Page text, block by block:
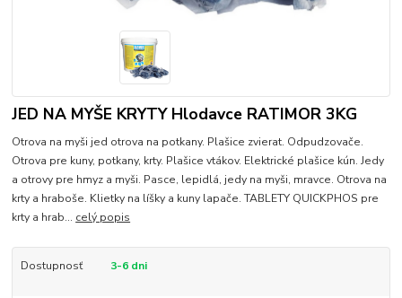
JED NA MYŠE KRYTY Hlodavce RATIMOR 3KG
Otrova na myši jed otrova na potkany. Plašice zvierat. Odpudzovače.
Otrova pre kuny, potkany, krty. Plašice vtákov. Elektrické plašice kún. Jedy
a otrovy pre hmyz a myši. Pasce, lepidlá, jedy na myši, mravce. Otrova na
krty a hraboše. Klietky na líšky a kuny lapače. TABLETY QUICKPHOS pre
krty a hrab... celý popis
Dostupnosť 3-6 dni